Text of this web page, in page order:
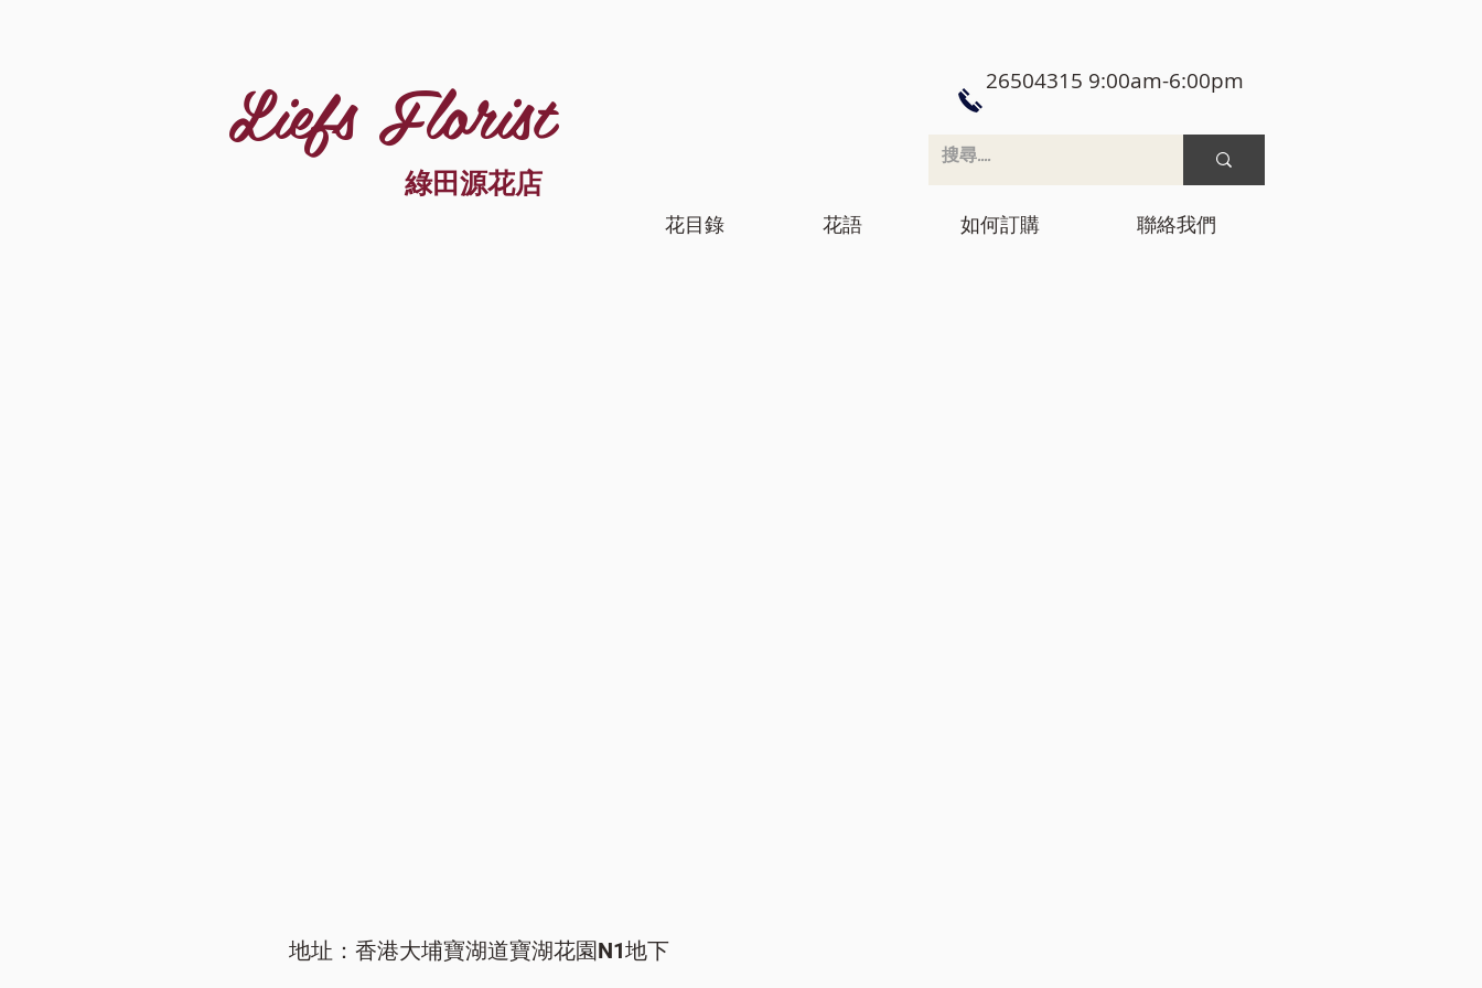
Liefs Florist
綠田源花店
26504315 9:00am-6:00pm
花目錄 花語 如何訂購 聯絡我們
地址：香港大埔寶湖道寶湖花園N1地下